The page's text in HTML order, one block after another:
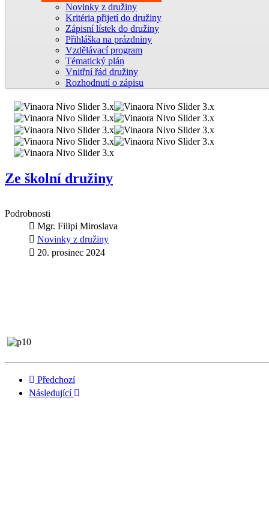
Novinky z družiny
Kritéria přijetí do družiny
Zápisní lístek do družiny
Přihláška na prázdniny
Vzdělávací program
Tématický plán
Vnitřní řád družiny
Rozhodnutí o zápisu
Ze školní družiny
Podrobnosti
Mgr. Filipi Miroslava
Novinky z družiny
20. prosinec 2024
Předchozí
Následující